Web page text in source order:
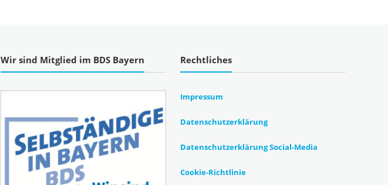
Wir sind Mitglied im BDS Bayern Rechtliches
Impressum
Datenschutzerklärung
Datenschutzerklärung Social-Media
Cookie-Richtlinie